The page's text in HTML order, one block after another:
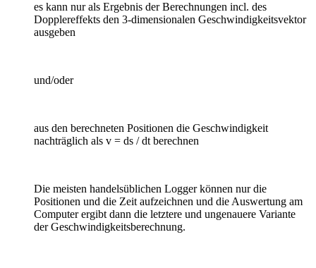
es kann nur als Ergebnis der Berechnungen incl. des
Dopplereffekts den 3-dimensionalen Geschwindigkeitsvektor
ausgeben
und/oder
aus den berechneten Positionen die Geschwindigkeit
nachträglich als v = ds / dt berechnen
Die meisten handelsüblichen Logger können nur die
Positionen und die Zeit aufzeichnen und die Auswertung am
Computer ergibt dann die letztere und ungenauere Variante
der Geschwindigkeitsberechnung.